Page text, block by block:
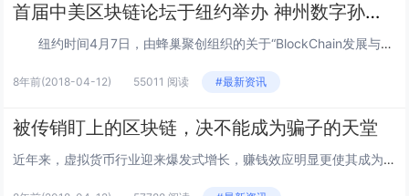
首届中美区块链论坛于纽约举办 神州数字孙茳涛受邀参会
纽约时间4月7日，由蜂巢聚创组织的关于“BlockChain发展与前瞻”的区块链基础普及和专家研讨结合型会议，在纽约Microsoft时代广场会议室举办。资深区块链投资人、神州数字(08255.HK)CEO孙茳涛先生受邀参加此次论坛，与...
8年前(2018-04-12) 55011 阅读 #最新资讯
被传销盯上的区块链，决不能成为骗子的天堂
近年来，虚拟货币行业迎来爆发式增长，赚钱效应明显更使其成为各大投资机构的“新宠”。在行业野蛮生长之下，市场上也涌现出了一大批披着区块链、虚拟货币外衣，实际上开展非法传销的团队，并使投资者遭受了巨大损失。传销币“浑水摸鱼”据了解，近日，智慧链...